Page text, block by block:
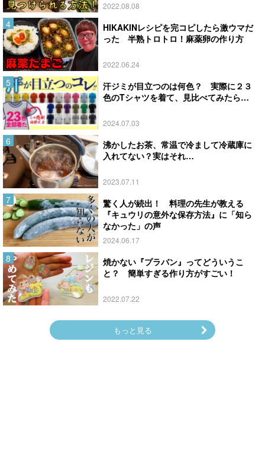
2022.08.08
HIKAKINレシピを完コピしたら激ウマだ
った 半熟トロトロ！麻薬卵の作り方
2022.06.24
汗ジミが目立つのは何色？ 実際に２３
色のTシャツを着て、見比べてみたら…
2024.07.03
沸かしたお茶、常温で冷まして冷蔵庫に
入れてない？実はそれ…
2023.07.11
驚く人が続出！ 料理の先生が教える
『キュウリの意外な保存方法』に「知ら
なかった」の声
2024.06.17
焼かない『プラバン』ってどういうこ
と？ 簡単すぎる作り方がすごい！
2022.07.22
もっと見る